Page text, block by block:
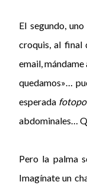
El segundo,
croquis, al final
email,
quedamos»…
esperada
abdominales…
Pero la palma
Imagínate un